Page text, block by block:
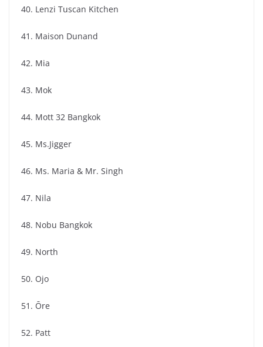
40. Lenzi Tuscan Kitchen
41. Maison Dunand
42. Mia
43. Mok
44. Mott 32 Bangkok
45. Ms.Jigger
46. Ms. Maria & Mr. Singh
47. Nila
48. Nobu Bangkok
49. North
50. Ojo
51. Ōre
52. Patt